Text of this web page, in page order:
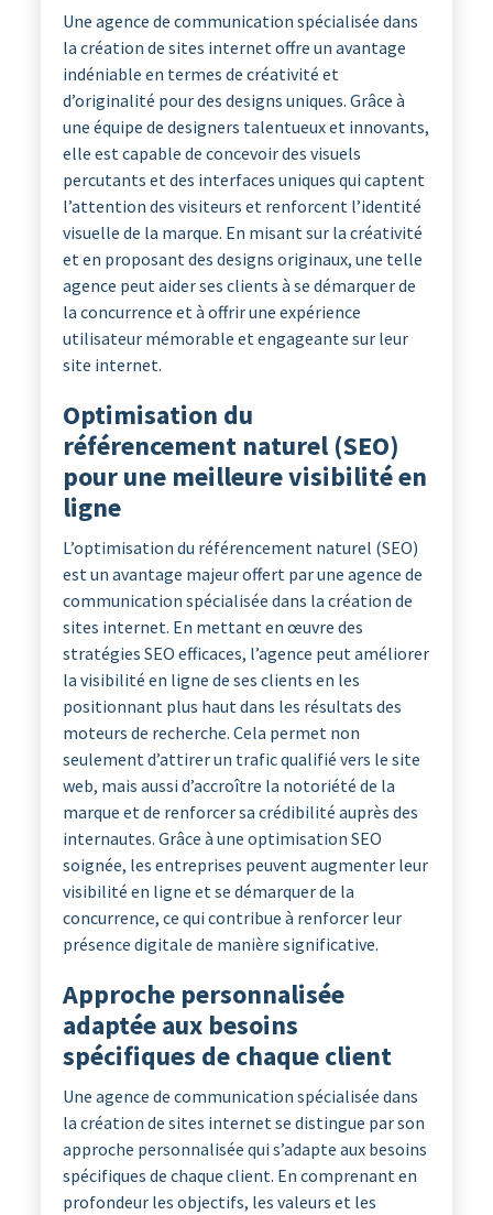
Une agence de communication spécialisée dans
la création de sites internet offre un avantage
indéniable en termes de créativité et
d’originalité pour des designs uniques. Grâce à
une équipe de designers talentueux et innovants,
elle est capable de concevoir des visuels
percutants et des interfaces uniques qui captent
l’attention des visiteurs et renforcent l’identité
visuelle de la marque. En misant sur la créativité
et en proposant des designs originaux, une telle
agence peut aider ses clients à se démarquer de
la concurrence et à offrir une expérience
utilisateur mémorable et engageante sur leur
site internet.
Optimisation du
référencement naturel (SEO)
pour une meilleure visibilité en
ligne
L’optimisation du référencement naturel (SEO)
est un avantage majeur offert par une agence de
communication spécialisée dans la création de
sites internet. En mettant en œuvre des
stratégies SEO efficaces, l’agence peut améliorer
la visibilité en ligne de ses clients en les
positionnant plus haut dans les résultats des
moteurs de recherche. Cela permet non
seulement d’attirer un trafic qualifié vers le site
web, mais aussi d’accroître la notoriété de la
marque et de renforcer sa crédibilité auprès des
internautes. Grâce à une optimisation SEO
soignée, les entreprises peuvent augmenter leur
visibilité en ligne et se démarquer de la
concurrence, ce qui contribue à renforcer leur
présence digitale de manière significative.
Approche personnalisée
adaptée aux besoins
spécifiques de chaque client
Une agence de communication spécialisée dans
la création de sites internet se distingue par son
approche personnalisée qui s’adapte aux besoins
spécifiques de chaque client. En comprenant en
profondeur les objectifs, les valeurs et les